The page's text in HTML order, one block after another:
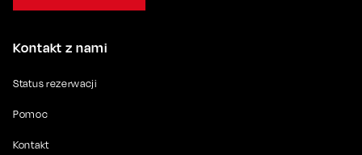
Kontakt z nami
Status rezerwacji
Pomoc
Kontakt